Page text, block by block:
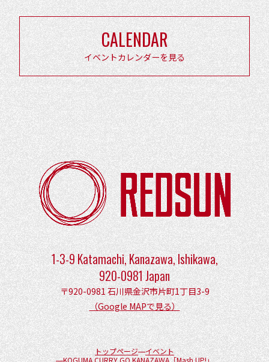
ー
ン
CALENDAR
イベントカレンダーを見る
1-3-9 Katamachi, Kanazawa, Ishikawa,
920-0981 Japan
〒920-0981 石川県金沢市片町1丁目3-9
（Google MAPで見る）
トップページ
イベント
KOGUMA CURRY GO KANAZAWA「Mash UP!」